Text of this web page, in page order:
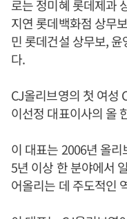
로는 정미혜 롯데제과
지연 롯데백화점 상무
민 롯데건설 상무보,
다.
CJ올리브영의 첫 여성
이선정 대표이사의 올
이 대표는 2006년 올
5년 이상 한 분야에서
어올리는 데 주도적인